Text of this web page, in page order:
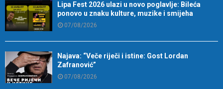
Lipa Fest 2026 ulazi u novo poglavlje: Bileća
ponovo u znaku kulture, muzike i smijeha
07/08/2026
Najava: “Veče riječi i istine: Gost Lordan
Zafranović”
07/08/2026